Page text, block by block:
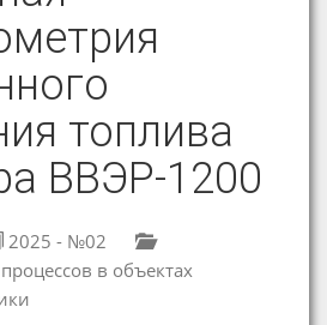
топлива
ВВЭР-1200
2025 - №02
в объектах